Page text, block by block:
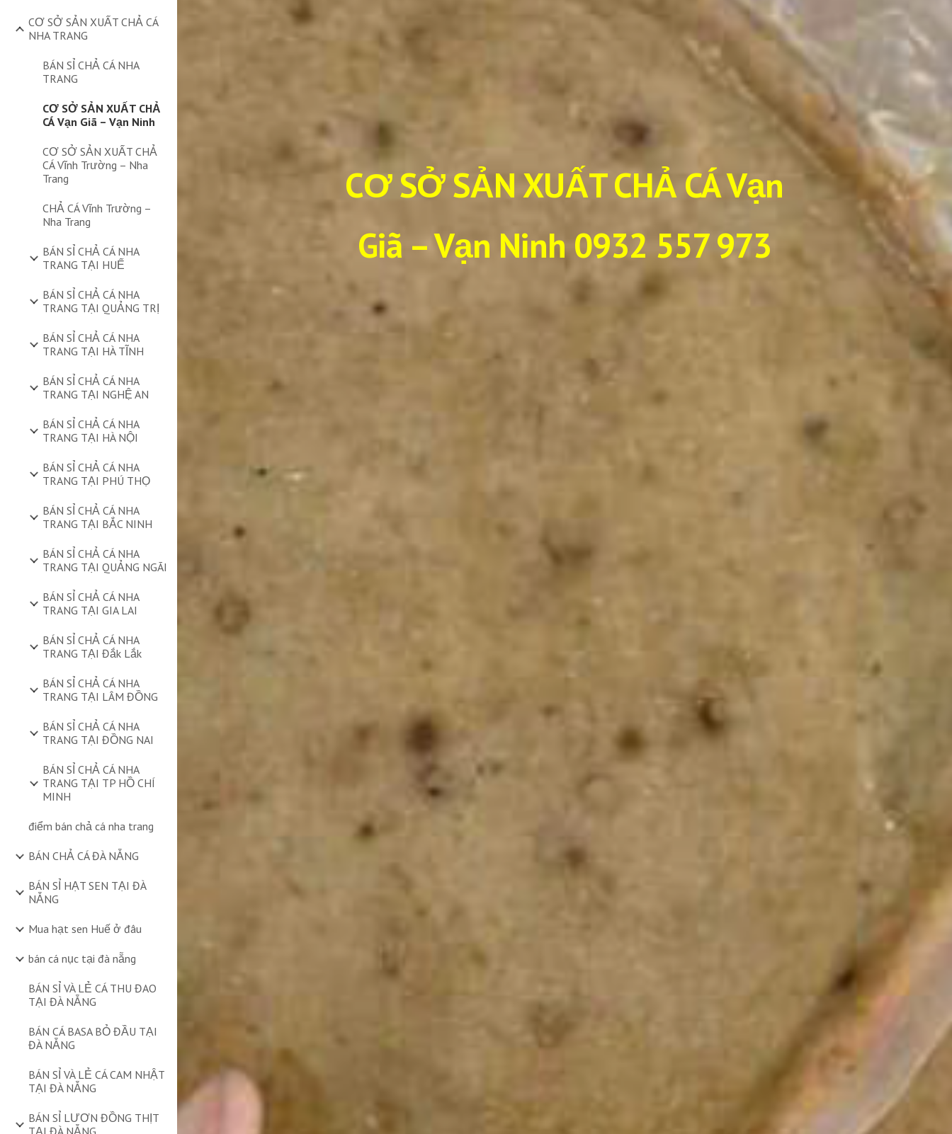
CƠ SỞ SẢN XUẤT CHẢ CÁ
NHA TRANG
BÁN SỈ CHẢ CÁ NHA
TRANG
CƠ SỞ SẢN XUẤT CHẢ
CÁ Vạn Giã – Vạn Ninh
CƠ SỞ SẢN XUẤT CHẢ
CÁ Vĩnh Trường – Nha
Trang
CHẢ CÁ Vĩnh Trường –
Nha Trang
BÁN SỈ CHẢ CÁ NHA
TRANG TẠI HUẾ
BÁN SỈ CHẢ CÁ NHA
TRANG TẠI QUẢNG TRỊ
BÁN SỈ CHẢ CÁ NHA
TRANG TẠI HÀ TĨNH
BÁN SỈ CHẢ CÁ NHA
TRANG TẠI NGHỆ AN
BÁN SỈ CHẢ CÁ NHA
TRANG TẠI HÀ NỘI
BÁN SỈ CHẢ CÁ NHA
TRANG TẠI PHÚ THỌ
BÁN SỈ CHẢ CÁ NHA
TRANG TẠI BẮC NINH
BÁN SỈ CHẢ CÁ NHA
TRANG TẠI QUẢNG NGÃI
BÁN SỈ CHẢ CÁ NHA
TRANG TẠI GIA LAI
BÁN SỈ CHẢ CÁ NHA
TRANG TẠI Đắk Lắk
BÁN SỈ CHẢ CÁ NHA
TRANG TẠI LÂM ĐỒNG
BÁN SỈ CHẢ CÁ NHA
TRANG TẠI ĐỒNG NAI
BÁN SỈ CHẢ CÁ NHA
TRANG TẠI TP HỒ CHÍ
MINH
điểm bán chả cá nha trang
BÁN CHẢ CÁ ĐÀ NẴNG
BÁN SỈ HẠT SEN TẠI ĐÀ
NẴNG
Mua hạt sen Huế ở đâu
bán cá nục tại đà nẵng
BÁN SỈ VÀ LẺ CÁ THU ĐAO
TẠI ĐÀ NẴNG
BÁN CÁ BASA BỎ ĐẦU TẠI
ĐÀ NẴNG
BÁN SỈ VÀ LẺ CÁ CAM NHẬT
TẠI ĐÀ NẴNG
BÁN SỈ LƯƠN ĐỒNG THỊT
TẠI ĐÀ NẴNG
CƠ SỞ SẢN XUẤT CHẢ CÁ Vạn
Giã – Vạn Ninh 0932 557 973